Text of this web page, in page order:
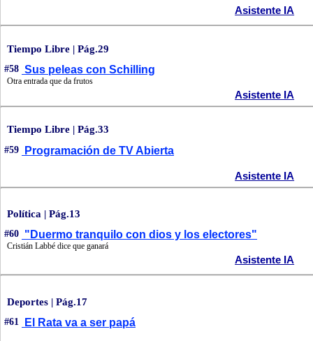
Asistente IA
Tiempo Libre | Pág.29
#58 Sus peleas con Schilling
Otra entrada que da frutos
Asistente IA
Tiempo Libre | Pág.33
#59 Programación de TV Abierta
Asistente IA
Política | Pág.13
#60 "Duermo tranquilo con dios y los electores"
Cristián Labbé dice que ganará
Asistente IA
Deportes | Pág.17
#61 El Rata va a ser papá